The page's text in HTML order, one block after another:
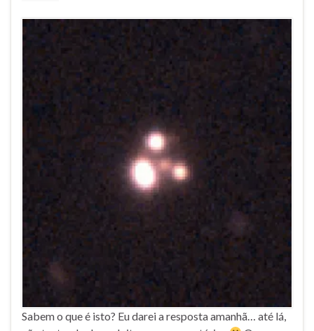
Sabem o que é isto? Eu darei a resposta amanhã… até lá,